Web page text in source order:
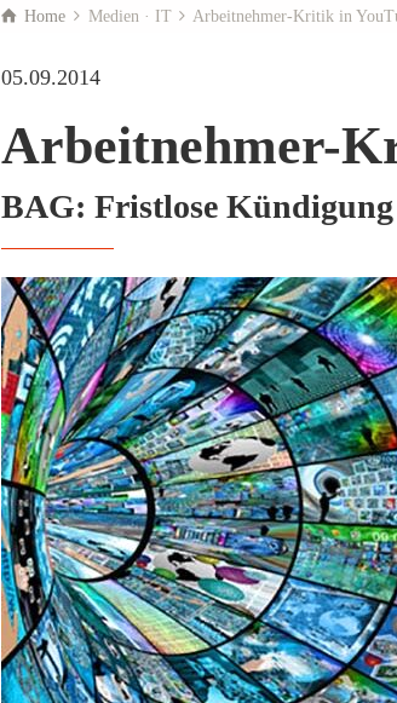
Home Medien · IT Arbeitnehmer-Kritik in
05.09.2014
Arbeitnehmer-
BAG: Fristlose